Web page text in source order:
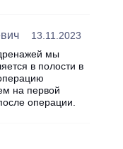
13.11.2023
мы
в полости в
на первой
операции.